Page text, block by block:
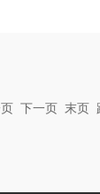
页 下一页 末页